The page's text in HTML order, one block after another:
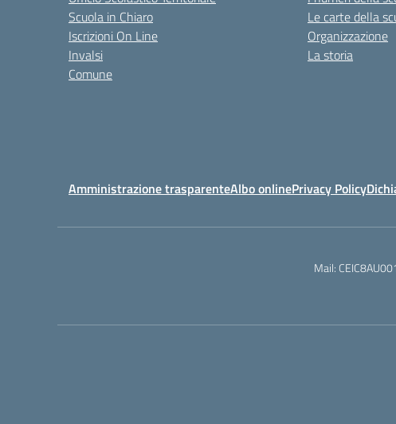
Scuola in Chiaro
Iscrizioni On Line
Invalsi
Comune
Le carte della
Organizzazione
La storia
Amministrazione trasparenteAlbo onlinePrivacy Policy
Mail: